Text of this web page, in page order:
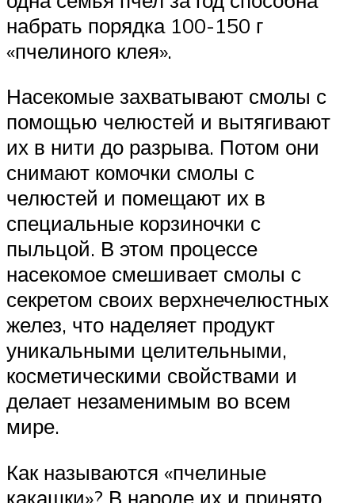
набрать порядка 100-150 г
«пчелиного клея».
Насекомые захватывают смолы с
помощью челюстей и вытягивают
их в нити до разрыва. Потом они
снимают комочки смолы с
челюстей и помещают их в
специальные корзиночки с
пыльцой. В этом процессе
насекомое смешивает смолы с
секретом своих верхнечелюстных
желез, что наделяет продукт
уникальными целительными,
косметическими свойствами и
делает незаменимым во всем
мире.
Как называются «пчелиные
какашки»? В народе их и принято